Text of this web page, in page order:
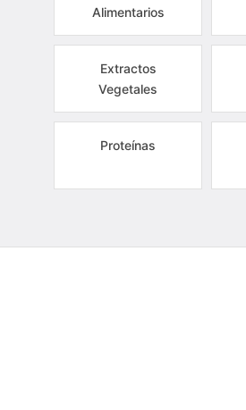
Alimentarios
Extractos
Vegetales
Proteínas